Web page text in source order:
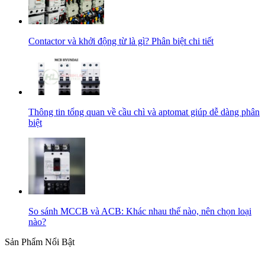
Contactor và khởi động từ là gì? Phân biệt chi tiết
Thông tin tổng quan về cầu chì và aptomat giúp dễ dàng phân
biệt
So sánh MCCB và ACB: Khác nhau thế nào, nên chọn loại
nào?
Sản Phẩm Nổi Bật